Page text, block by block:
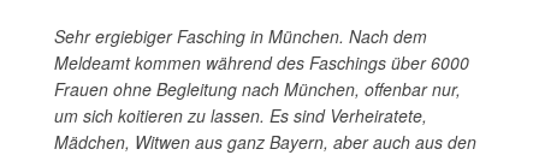
Sehr ergiebiger Fasching in München. Nach dem
Meldeamt kommen während des Faschings über 6000
Frauen ohne Begleitung nach München, offenbar nur,
um sich koitieren zu lassen. Es sind Verheiratete,
Mädchen, Witwen aus ganz Bayern, aber auch aus den